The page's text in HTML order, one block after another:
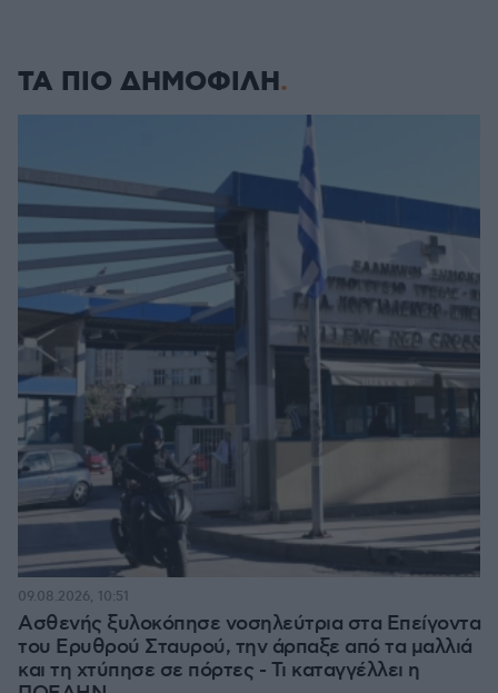
ΤΑ ΠΙΟ ΔΗΜΟΦΙΛΗ
Ασθενής ξυλοκόπησε νοσηλεύτρια στα Επείγοντα
του Ερυθρού Σταυρού, την άρπαξε από τα μαλλιά
και τη χτύπησε σε πόρτες - Τι καταγγέλλει η
09.08.2026, 10:51